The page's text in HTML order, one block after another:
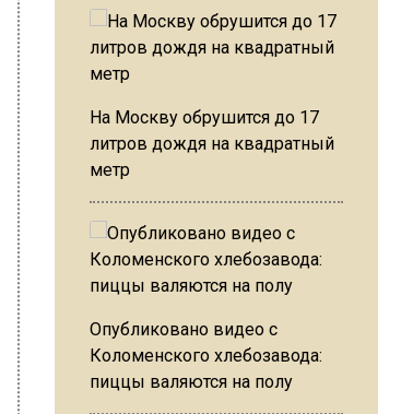
На Москву обрушится до 17
литров дождя на квадратный
метр
Опубликовано видео с
Коломенского хлебозавода:
пиццы валяются на полу